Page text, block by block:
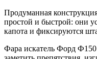
Продуманная
простой и быстрой: они
капота и фиксируются
Фара искатель Форд